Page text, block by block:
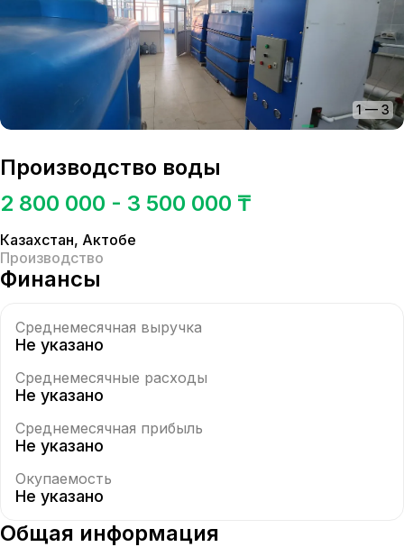
1— 3
Производство воды
2 800 000 - 3 500 000 ₸
Казахстан, Актобе
Производство
Финансы
Среднемесячная выручка
Не указано
Среднемесячные расходы
Не указано
Среднемесячная прибыль
Не указано
Окупаемость
Не указано
Общая информация